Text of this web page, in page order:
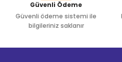
Güvenli Ödeme
Güvenli ödeme sistemi ile
bilgileriniz saklanır